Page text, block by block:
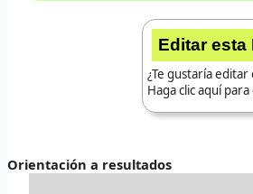
Editar esta
¿Te gustaría editar
Haga clic aquí
Orientación a resultados